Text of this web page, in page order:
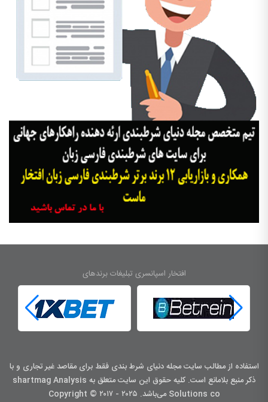
افتخار اسپانسری تبلیغات برندهای
استفاده از مطالب سایت مجله دنیای شرط بندی فقط برای مقاصد غیر تجاری و با
ذکر منبع بلامانع است. کليه حقوق اين سايت متعلق به shartmag Analysis
Solutions co می‌باشد. Copyright © ۲۰۱۷ - ۲۰۲۵